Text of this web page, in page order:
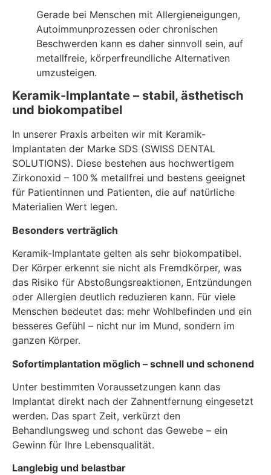
Gerade bei Menschen mit Allergieneigungen,
Autoimmunprozessen oder chronischen
Beschwerden kann es daher sinnvoll sein, auf
metallfreie, körperfreundliche Alternativen
umzusteigen.
Keramik-Implantate – stabil, ästhetisch
und biokompatibel
In unserer Praxis arbeiten wir mit Keramik-
Implantaten der Marke SDS (SWISS DENTAL
SOLUTIONS). Diese bestehen aus hochwertigem
Zirkonoxid – 100 % metallfrei und bestens geeignet
für Patientinnen und Patienten, die auf natürliche
Materialien Wert legen.
Besonders verträglich
Keramik-Implantate gelten als sehr biokompatibel.
Der Körper erkennt sie nicht als Fremdkörper, was
das Risiko für Abstoßungsreaktionen, Entzündungen
oder Allergien deutlich reduzieren kann. Für viele
Menschen bedeutet das: mehr Wohlbefinden und ein
besseres Gefühl – nicht nur im Mund, sondern im
ganzen Körper.
Sofortimplantation möglich – schnell und schonend
Unter bestimmten Voraussetzungen kann das
Implantat direkt nach der Zahnentfernung eingesetzt
werden. Das spart Zeit, verkürzt den
Behandlungsweg und schont das Gewebe – ein
Gewinn für Ihre Lebensqualität.
Langlebig und belastbar